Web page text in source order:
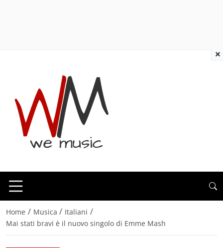
Home / Musica / Italiani /
Mai stati bravi è il nuovo singolo di Emme Mash
×